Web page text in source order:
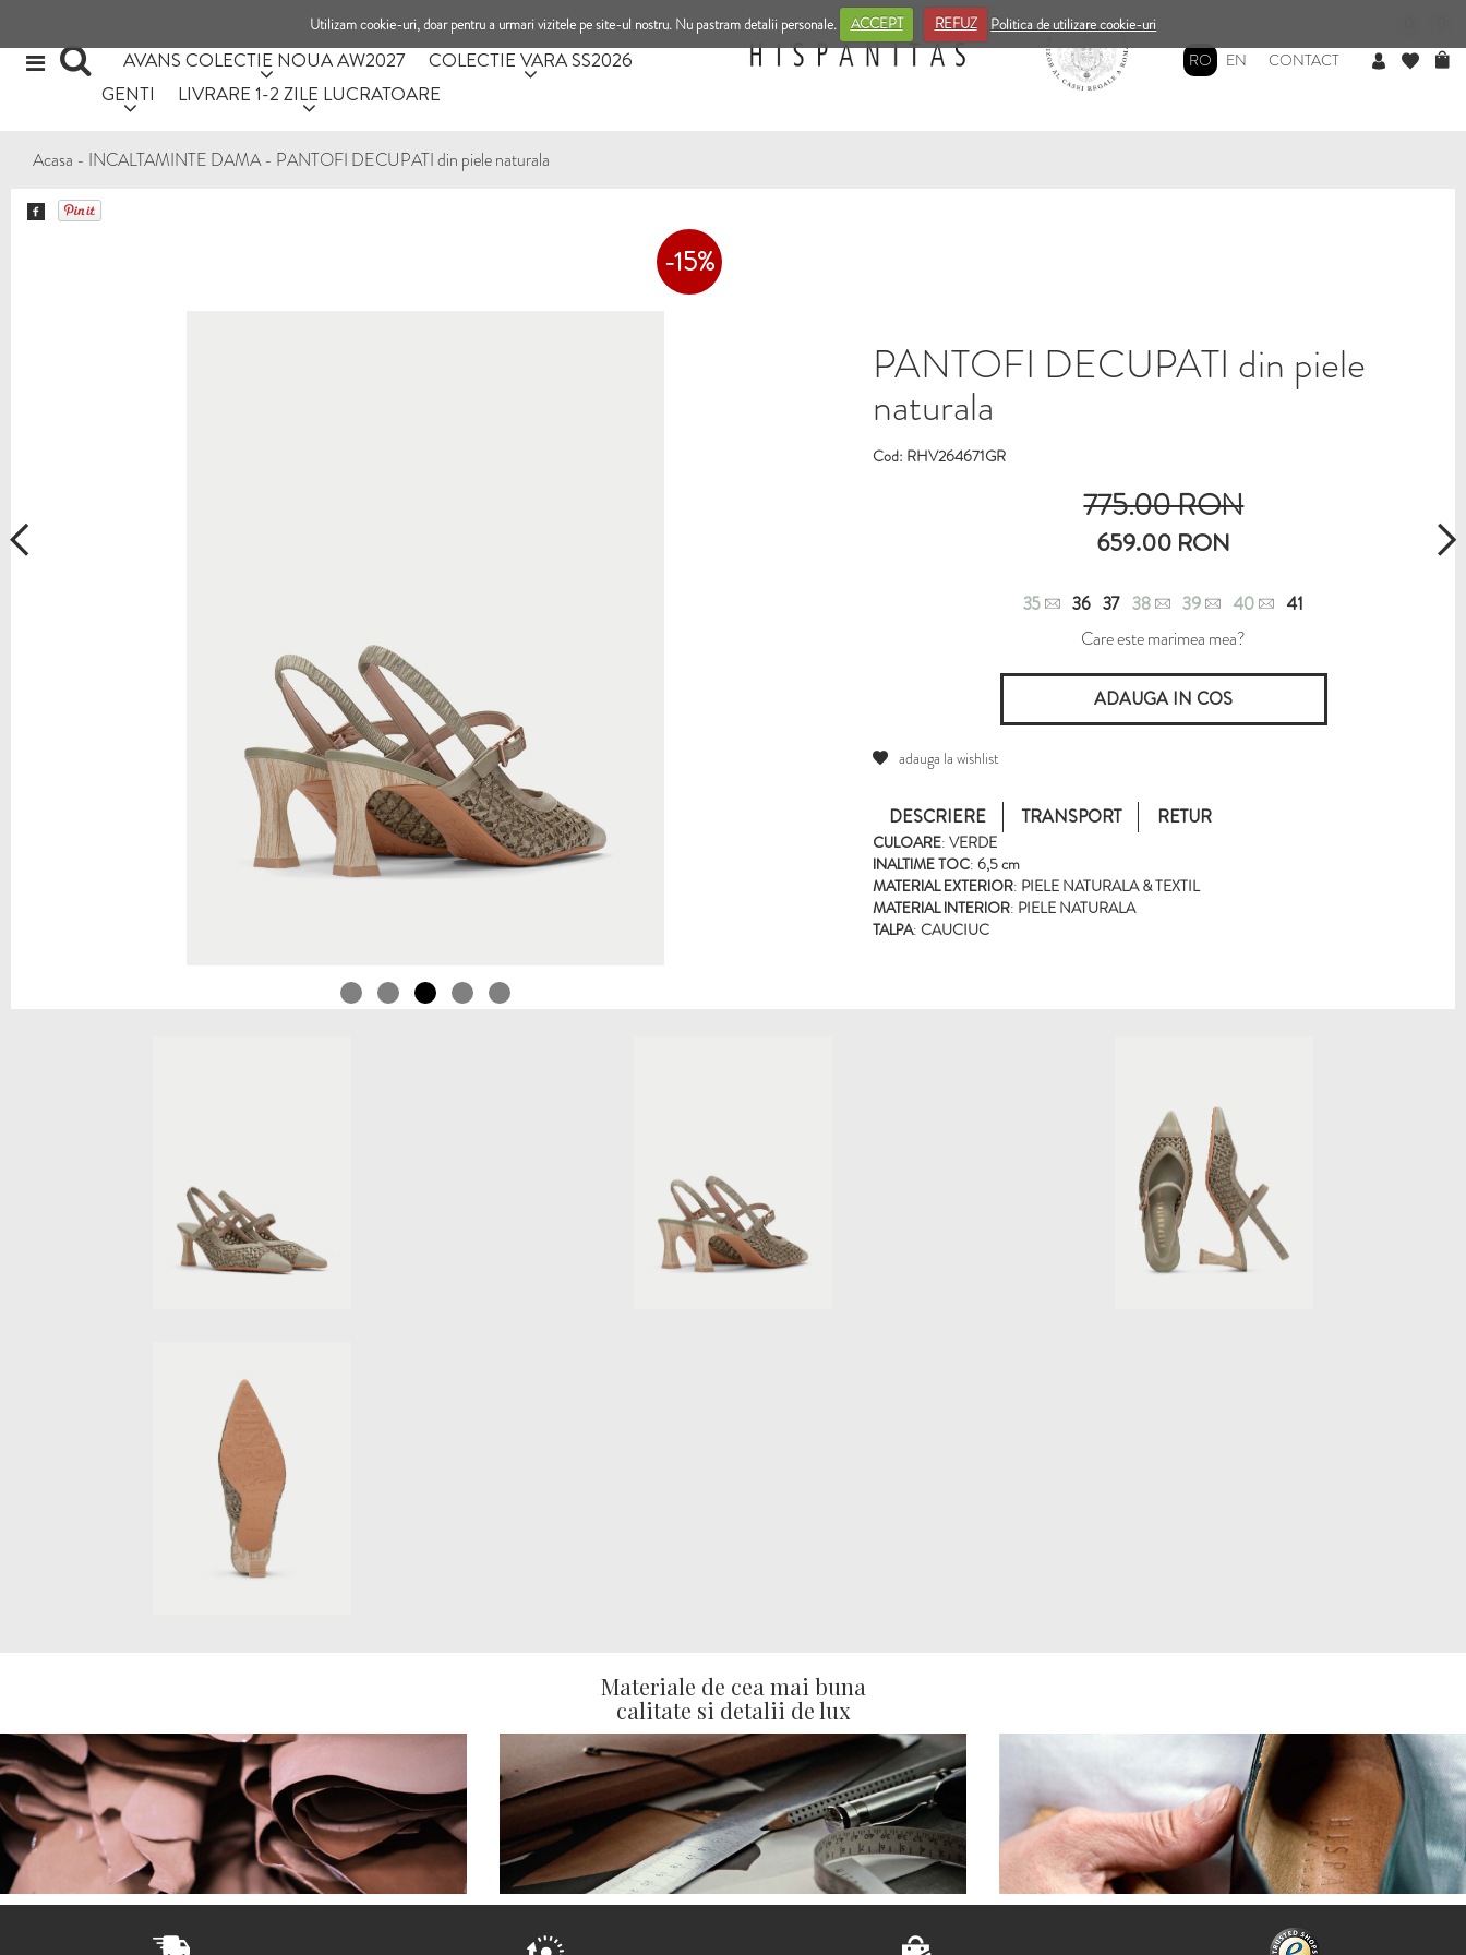
Utilizam cookie-uri, doar pentru a urmari vizitele pe site-ul nostru. Nu pastram detalii personale. ACCEPT REFUZ Politica de utilizare cookie-uri
AVANS COLECTIE NOUA AW2027
COLECTIE VARA SS2026
GENTI
LIVRARE 1-2 ZILE LUCRATOARE
RO EN CONTACT
Acasa - INCALTAMINTE DAMA- PANTOFI DECUPATI din piele naturala
-15%
PANTOFI DECUPATI din piele
naturala
Cod: RHV264671GR
775.00 RON
659.00 RON
35 36 37 38 39 40
41
Care este marimea mea?
adauga la wishlist
DESCRIERE TRANSPORT RETUR
CULOARE: VERDE
INALTIME TOC: 6,5 cm
MATERIAL EXTERIOR: PIELE NATURALA & TEXTIL
MATERIAL INTERIOR: PIELE NATURALA
TALPA: CAUCIUC
Materiale de cea mai buna
calitate si detalii de lux